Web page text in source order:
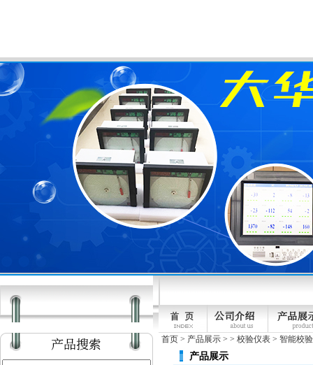
首页 > 产品展示 > > 校验仪表 > 智能校
产品展示